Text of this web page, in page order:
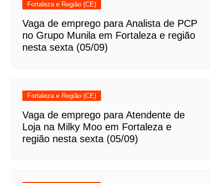
Fortaleza e Região (CE)
Vaga de emprego para Analista de PCP
no Grupo Munila em Fortaleza e região
nesta sexta (05/09)
Fortaleza e Região (CE)
Vaga de emprego para Atendente de
Loja na Milky Moo em Fortaleza e
região nesta sexta (05/09)